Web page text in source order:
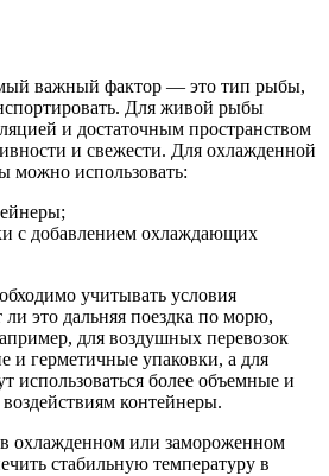
важный фактор — это тип рыбы,
Для живой рыбы
и достаточным пространством
и свежести. Для охлажденной
можно использовать:
с добавлением охлаждающих
учитывать условия
ли это дальняя поездка по морю,
для воздушных перевозок
и герметичные упаковки, а для
использоваться более объемные и
контейнеры.
охлажденном или замороженном
стабильную температуру в